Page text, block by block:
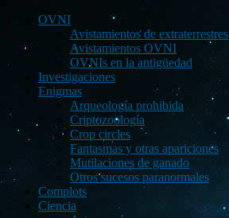
OVNI
Avistamientos de extraterrestres
Avistamientos OVNI
OVNIs en la antigüedad
Investigaciones
Enigmas
Arqueología prohibida
Criptozoología
Crop circles
Fantasmas y otras apariciones
Mutilaciones de ganado
Otros sucesos paranormales
Complots
Ciencia